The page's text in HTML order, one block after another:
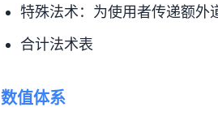
特殊法术：为使用者传递额外
合计法术表
数值体系